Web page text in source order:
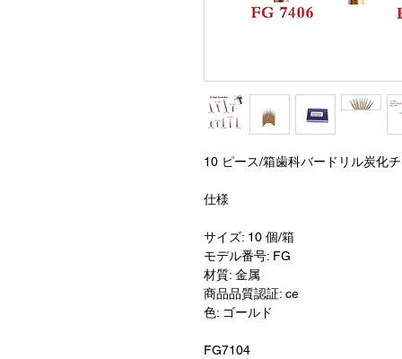
10 ピース/箱歯科バードリル炭化
仕様
サイズ: 10 個/箱
モデル番号: FG
材質: 金属
商品品質認証: ce
色: ゴールド
FG7104